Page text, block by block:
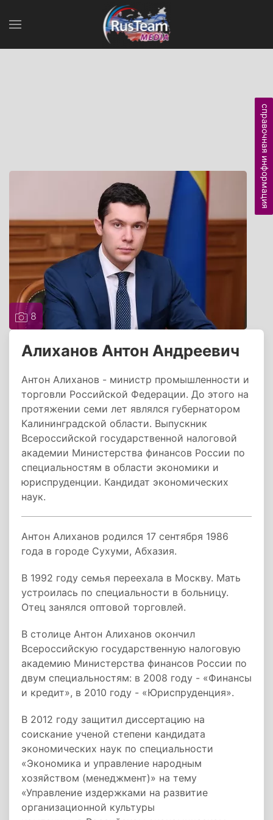
8
Алиханов Антон Андреевич
Антон Алиханов - министр промышленности и
торговли Российской Федерации. До этого на
протяжении семи лет являлся губернатором
Калининградской области. Выпускник
Всероссийской государственной налоговой
академии Министерства финансов России по
специальностям в области экономики и
юриспруденции. Кандидат экономических
наук.
Антон Алиханов родился 17 сентября 1986
года в городе Сухуми, Абхазия.
В 1992 году семья переехала в Москву. Мать
устроилась по специальности в больницу.
Отец занялся оптовой торговлей.
В столице Антон Алиханов окончил
Всероссийскую государственную налоговую
академию Министерства финансов России по
двум специальностям: в 2008 году - «Финансы
и кредит», в 2010 году - «Юриспруденция».
В 2012 году защитил диссертацию на
соискание ученой степени кандидата
экономических наук по специальности
«Экономика и управление народным
хозяйством (менеджмент)» на тему
«Управление издержками на развитие
организационной культуры
справочная информация